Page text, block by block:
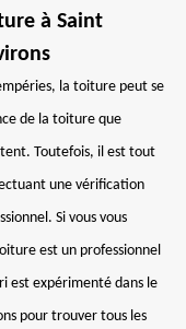
à Saint
la toiture peut se
de la toiture que
Toutefois, il est tout
une vérification
Si vous vous
est un professionnel
est expérimenté dans le
pour trouver tous les